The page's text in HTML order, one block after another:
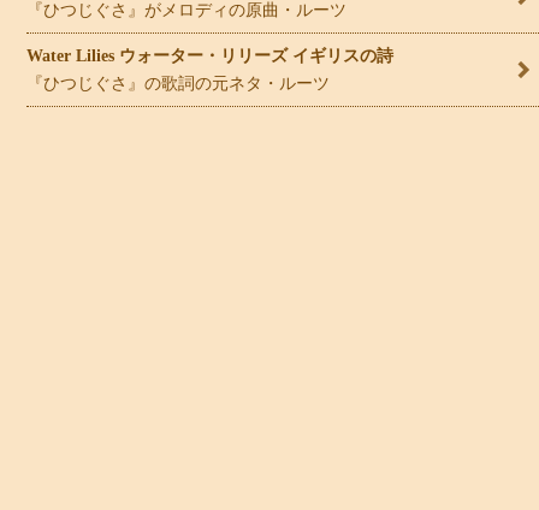
『ひつじぐさ』がメロディの原曲・ルーツ
Water Lilies ウォーター・リリーズ イギリスの詩
『ひつじぐさ』の歌詞の元ネタ・ルーツ